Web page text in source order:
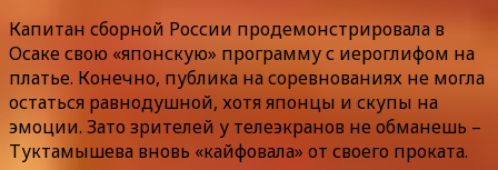
Капитан сборной России продемонстрировала в
Осаке свою «японскую» программу с иероглифом на
платье. Конечно, публика на соревнованиях не могла
остаться равнодушной, хотя японцы и скупы на
эмоции. Зато зрителей у телеэкранов не обманешь –
Туктамышева вновь «кайфовала» от своего проката.